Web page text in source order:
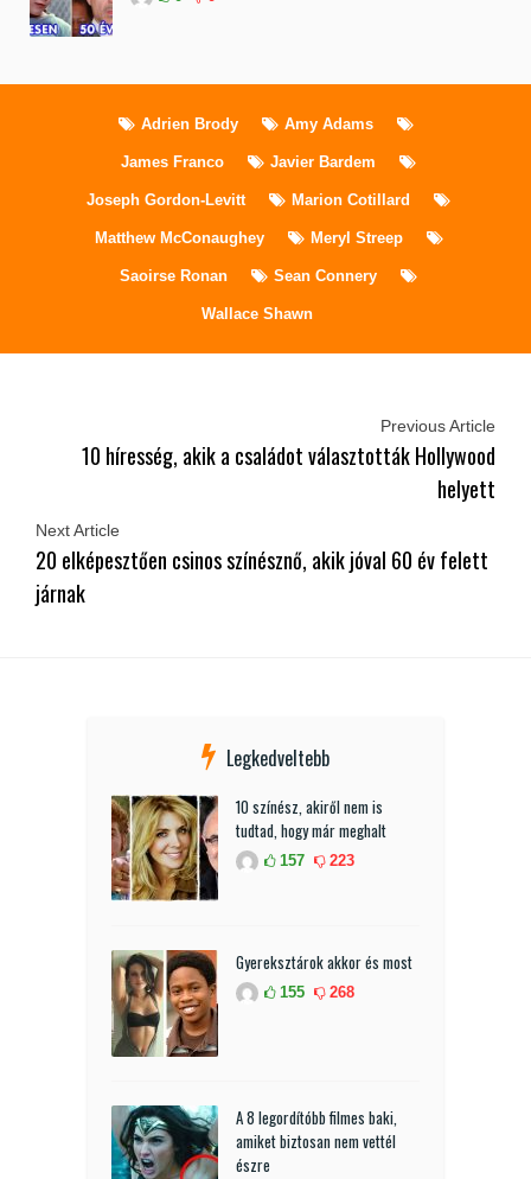
Adrien Brody Amy Adams
James Franco Javier Bardem
Joseph Gordon-Levitt Marion Cotillard
Matthew McConaughey Meryl Streep
Saoirse Ronan Sean Connery
Wallace Shawn
Previous Article
10 híresség, akik a családot választották Hollywood
helyett
Next Article
20 elképesztően csinos színésznő, akik jóval 60 év felett
járnak
Legkedveltebb
10 színész, akiről nem is
tudtad, hogy már meghalt
157 223
Gyereksztárok akkor és most
155 268
A 8 legordítóbb filmes baki,
amiket biztosan nem vettél
észre